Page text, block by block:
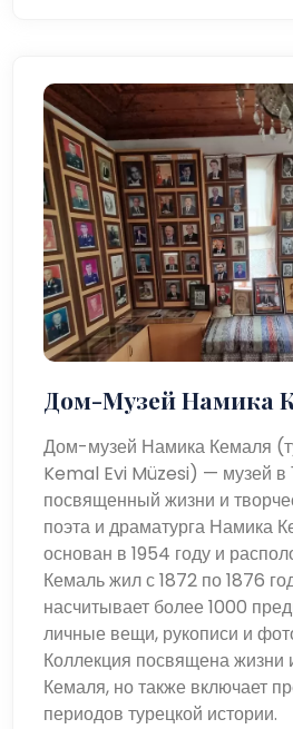
Дом-Музей Намика
Дом-музей Намика Кемаля
Kemal Evi Müzesi) — музей в
посвященный жизни и
поэта и драматурга Намика
основан в 1954 году и
Кемаль жил с 1872 по 1876
насчитывает более 1000
личные вещи, рукописи и
Коллекция посвящена жизни
Кемаля, но также включает
периодов турецкой истории.